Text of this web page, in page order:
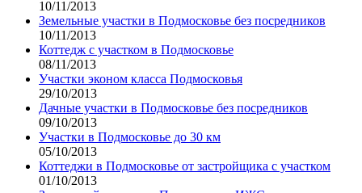
10/11/2013
Земельные участки в Подмосковье без посредников
10/11/2013
Коттедж с участком в Подмосковье
08/11/2013
Участки эконом класса Подмосковья
29/10/2013
Дачные участки в Подмосковье без посредников
09/10/2013
Участки в Подмосковье до 30 км
05/10/2013
Коттеджи в Подмосковье от застройщика с участком
01/10/2013